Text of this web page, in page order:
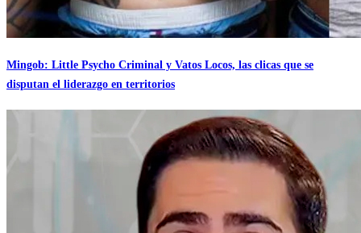
Mingob: Little Psycho Criminal y Vatos Locos, las clicas que se
disputan el liderazgo en territorios